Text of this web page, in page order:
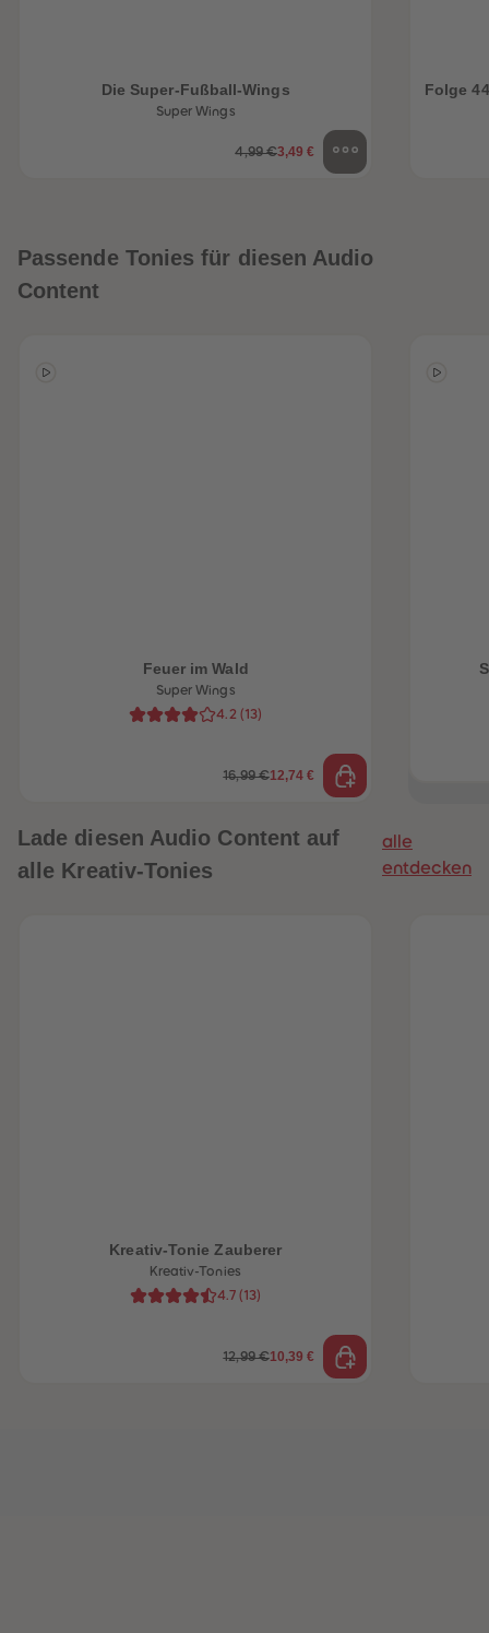
Die Super-Fußball-Wings
Super Wings
4,99 €3,49 €
Folge
Passende Tonies für diesen Audio
Content
Feuer im Wald
Super Wings
4.2 (13)
16,99 €12,74 €
Lade diesen Audio Content auf
alle Kreativ-Tonies
alle
entdecken
Kreativ-Tonie Zauberer
Kreativ-Tonies
4.7 (13)
12,99 €10,39 €